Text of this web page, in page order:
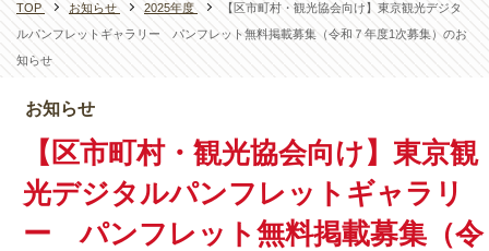
TOP お知らせ 2025年度
【区市町村・観光協会向け】東京観光デジタ
ルパンフレットギャラリー パンフレット無料掲載募集（令和７年度1次募集）のお
知らせ
【区市町村・観光協会向け】東京観
光デジタルパンフレットギャラリ
ー パンフレット無料掲載募集（令
お知らせ